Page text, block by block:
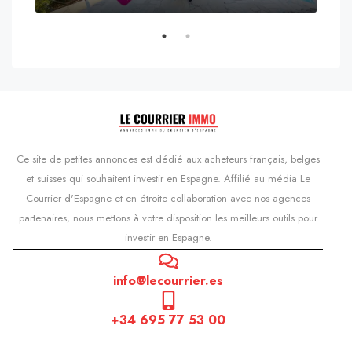
Ce site de petites annonces est dédié aux acheteurs français, belges
et suisses qui souhaitent investir en Espagne. Affilié au média Le
Courrier d'Espagne et en étroite collaboration avec nos agences
partenaires, nous mettons à votre disposition les meilleurs outils pour
investir en Espagne.
info@lecourrier.es
+34 695 77 53 00